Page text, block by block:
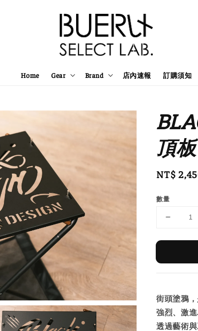
Home Gear Brand 店內速報 訂購須知
頂板
Regular
NT$
數量
街頭塗鴉
強烈、激進
透過藝術